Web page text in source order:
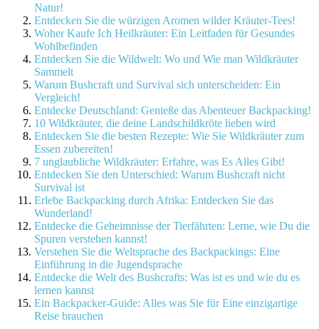
Natur!
Entdecken Sie die würzigen Aromen wilder Kräuter-Tees!
Woher Kaufe Ich Heilkräuter: Ein Leitfaden für Gesundes
Wohlbefinden
Entdecken Sie die Wildwelt: Wo und Wie man Wildkräuter
Sammelt
Warum Bushcraft und Survival sich unterscheiden: Ein
Vergleich!
Entdecke Deutschland: Genieße das Abenteuer Backpacking!
10 Wildkräuter, die deine Landschildkröte lieben wird
Entdecken Sie die besten Rezepte: Wie Sie Wildkräuter zum
Essen zubereiten!
7 unglaubliche Wildkräuter: Erfahre, was Es Alles Gibt!
Entdecken Sie den Unterschied: Warum Bushcraft nicht
Survival ist
Erlebe Backpacking durch Afrika: Entdecken Sie das
Wunderland!
Entdecke die Geheimnisse der Tierfährten: Lerne, wie Du die
Spuren verstehen kannst!
Verstehen Sie die Weltsprache des Backpackings: Eine
Einführung in die Jugendsprache
Entdecke die Welt des Bushcrafts: Was ist es und wie du es
lernen kannst
Ein Backpacker-Guide: Alles was Sie für Eine einzigartige
Reise brauchen